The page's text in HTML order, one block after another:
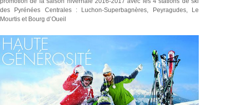
des Pyrénées Centrales : Luchon-Superbagnères, Peyragudes, Le
Mourtis et Bourg d’Oueil